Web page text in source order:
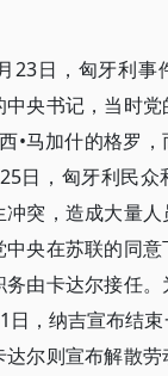
23日，匈牙利事
央书记，当时
•马加什的格罗
日，匈牙利民
突，造成大量
中央在苏联的同
务由卡达尔接任
日，纳吉宣布结
尔则宣布解散